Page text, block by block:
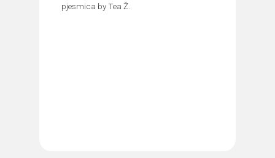
pjesmica by Tea Ž.